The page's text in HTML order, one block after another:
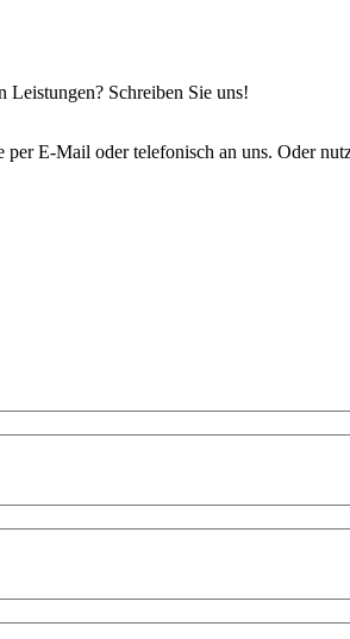
Leistungen? Schreiben Sie uns!
E-Mail oder telefonisch an uns. Oder